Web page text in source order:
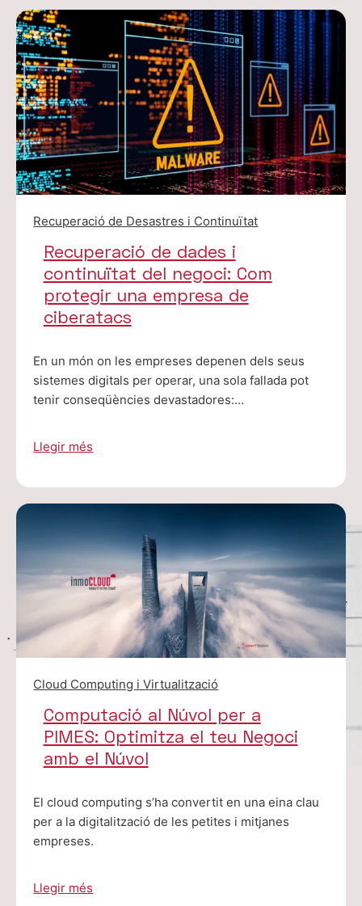
Recuperació de Desastres i Continuïtat
Recuperació de dades i
continuïtat del negoci: Com
protegir una empresa de
ciberatacs
En un món on les empreses depenen dels seus
sistemes digitals per operar, una sola fallada pot
tenir conseqüències devastadores:…
Llegir més
Cloud Computing i Virtualització
Computació al Núvol per a
PIMES: Optimitza el teu Negoci
amb el Núvol
El cloud computing s’ha convertit en una eina clau
per a la digitalització de les petites i mitjanes
empreses.
Llegir més